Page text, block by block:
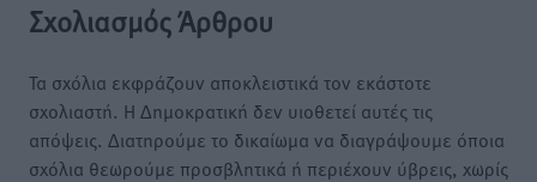
Σχολιασμός Άρθρου
Τα σχόλια εκφράζουν αποκλειστικά τον εκάστοτε
σχολιαστή. Η Δημοκρατική δεν υιοθετεί αυτές τις
απόψεις. Διατηρούμε το δικαίωμα να διαγράψουμε όποια
σχόλια θεωρούμε προσβλητικά ή περιέχουν ύβρεις, χωρίς